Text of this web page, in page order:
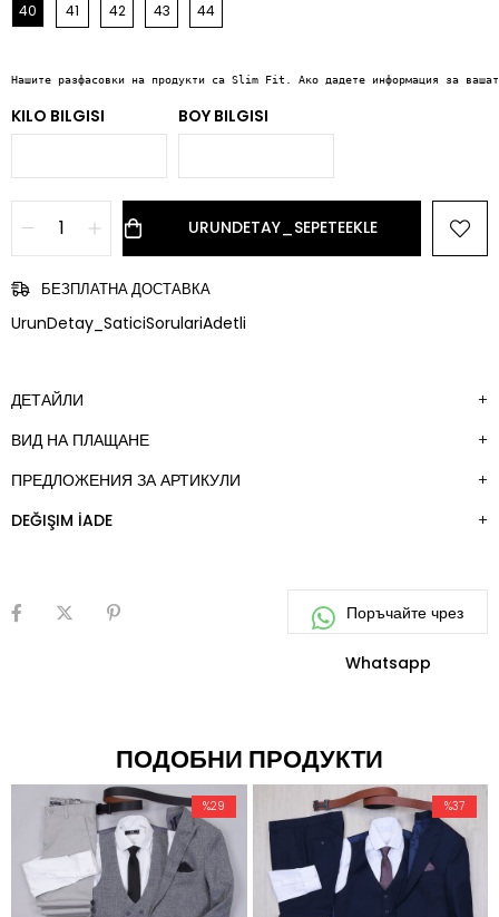
40 41 42 43 44
Нашите разфасовки на продукти са Slim Fit. Ако дадете информация за
KILO BILGISI BOY BILGISI
БЕЗПЛАТНА ДОСТАВКА
UrunDetay_SaticiSorulariAdetli
ДЕТАЙЛИ
ВИД НА ПЛАЩАНЕ
ПРЕДЛОЖЕНИЯ ЗА АРТИКУЛИ
DEĞIŞIM İADE
ПОДОБНИ ПРОДУКТИ
%29 %37